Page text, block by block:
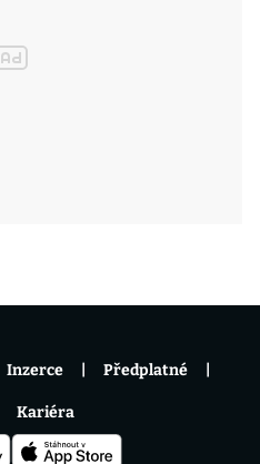
Inzerce Předplatné
Kariéra